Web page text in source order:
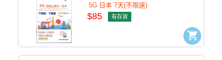
5G 日本 7天(不限速)
$85 有存貨